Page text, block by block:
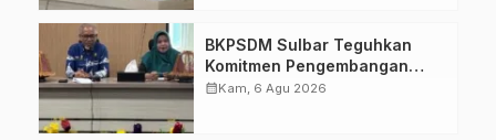
BKPSDM Sulbar Teguhkan
Komitmen Pengembangan
Kompetensi ASN melalui
calendar_monthKam, 6 Agu 2026